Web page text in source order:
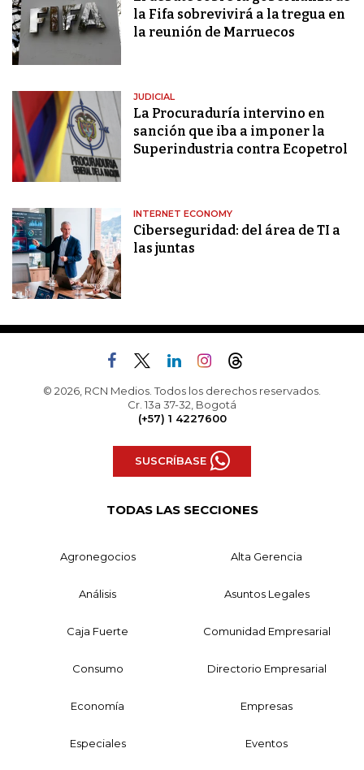
la Fifa sobrevivirá a la tregua en
la reunión de Marruecos
JUDICIAL
La Procuraduría intervino en
sanción que iba a imponer la
Superindustria contra Ecopetrol
INTERNET ECONOMY
Ciberseguridad: del área de TI a
las juntas
© 2026, RCN Medios. Todos los derechos reservados.
Cr. 13a 37-32, Bogotá
(+57) 1 4227600
SUSCRÍBASE
TODAS LAS SECCIONES
Agronegocios Alta Gerencia
Análisis Asuntos Legales
Caja Fuerte Comunidad Empresarial
Consumo Directorio Empresarial
Economía Empresas
Especiales Eventos